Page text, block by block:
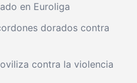
en Euroliga
dorados contra
contra la violencia